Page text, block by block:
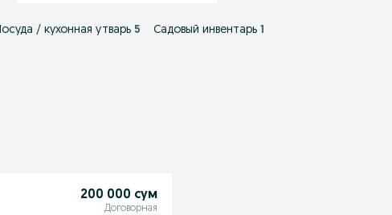
/ кухонная утварь 5 Садовый инвентарь 1
200 000 сум
Договорная